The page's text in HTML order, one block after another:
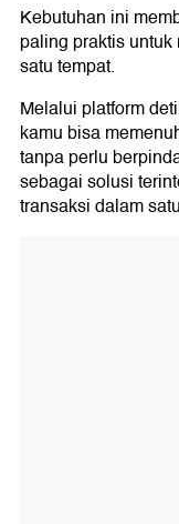
Kebutuhan ini
paling praktis
satu tempat.
Melalui platform
kamu bisa
tanpa perlu
sebagai solusi
transaksi dalam